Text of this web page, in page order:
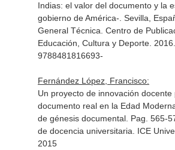
Indias: el valor del documento y la
gobierno de América- . Sevilla,
General Técnica. Centro de
Educación, Cultura y Deporte.
9788481816693-
Fernández López, Francisco:
Un proyecto de innovación
documento real en la Edad
de génesis documental. Pag. 565-
de docencia universitaria . ICE
2015